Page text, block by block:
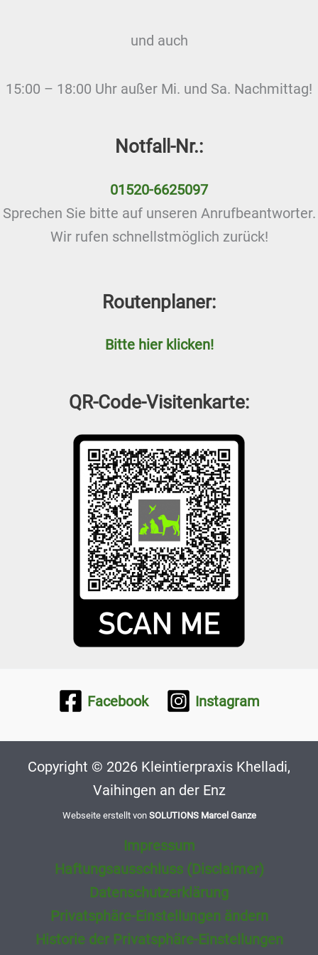
und auch
15:00 – 18:00 Uhr außer Mi. und Sa. Nachmittag!
Notfall-Nr.:
01520-6625097
Sprechen Sie bitte auf unseren Anrufbeantworter.
Wir rufen schnellstmöglich zurück!
Routenplaner:
Bitte hier klicken!
QR-Code-Visitenkarte:
Facebook Instagram
Copyright © 2026 Kleintierpraxis Khelladi,
Vaihingen an der Enz
Webseite erstellt von SOLUTIONS Marcel Ganze
Impressum
Haftungsausschluss (Disclaimer)
Datenschutzerklärung
Privatsphäre-Einstellungen ändern
Historie der Privatsphäre-Einstellungen